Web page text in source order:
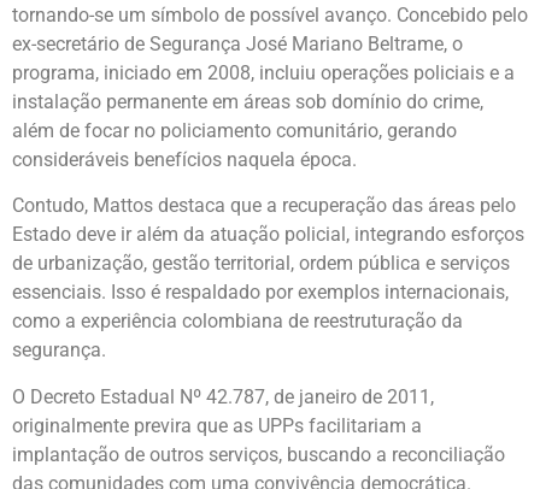
tornando-se um símbolo de possível avanço. Concebido pelo
ex-secretário de Segurança José Mariano Beltrame, o
programa, iniciado em 2008, incluiu operações policiais e a
instalação permanente em áreas sob domínio do crime,
além de focar no policiamento comunitário, gerando
consideráveis benefícios naquela época.
Contudo, Mattos destaca que a recuperação das áreas pelo
Estado deve ir além da atuação policial, integrando esforços
de urbanização, gestão territorial, ordem pública e serviços
essenciais. Isso é respaldado por exemplos internacionais,
como a experiência colombiana de reestruturação da
segurança.
O Decreto Estadual Nº 42.787, de janeiro de 2011,
originalmente previra que as UPPs facilitariam a
implantação de outros serviços, buscando a reconciliação
das comunidades com uma convivência democrática.